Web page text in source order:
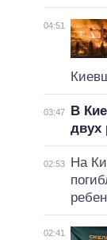
04:51
03:47
В
двух
02:53
На
02:41